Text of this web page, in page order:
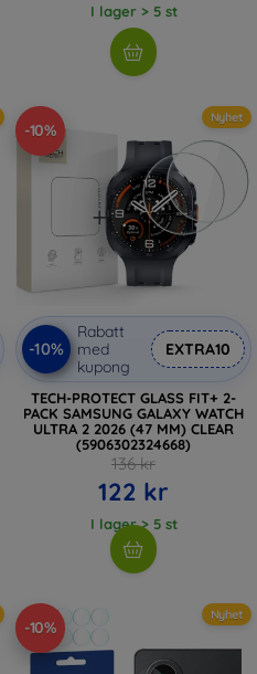
I lager > 5 st
-10%
Nyhet
-10%
Rabatt
med
kupong
EXTRA10
TECH-PROTECT GLASS FIT+ 2-
PACK SAMSUNG GALAXY WATCH
ULTRA 2 2026 (47 MM) CLEAR
(5906302324668)
136 kr
122 kr
I lager > 5 st
-10%
Nyhet